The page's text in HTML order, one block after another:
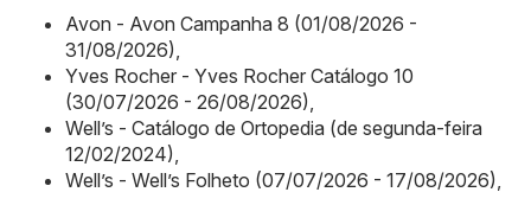
Avon - Avon Campanha 8 (01/08/2026 -
31/08/2026),
Yves Rocher - Yves Rocher Catálogo 10
(30/07/2026 - 26/08/2026),
Well’s - Catálogo de Ortopedia (de segunda-feira
12/02/2024),
Well’s - Well’s Folheto (07/07/2026 - 17/08/2026),